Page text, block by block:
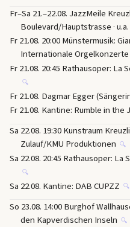
Fr–Sa 21.–22.08. JazzMeile
Boulevard/Hauptstrasse ·
Fr 21.08. 20:00 Münstermusik:
Internationale
Fr 21.08. 20:45 Rathausoper: La
🔍
Fr 21.08. Dagmar Egger
Fr 21.08. Kantine: Rumble in the
Sa 22.08. 19:30 Kunstraum
Zulauf/KMU Produktionen 🔍
Sa 22.08. 20:45 Rathausoper: La
🔍
Sa 22.08. Kantine: DAB CUPZZ 🔍
So 23.08. 14:00 Burghof
den Kapverdischen Inseln 🔍